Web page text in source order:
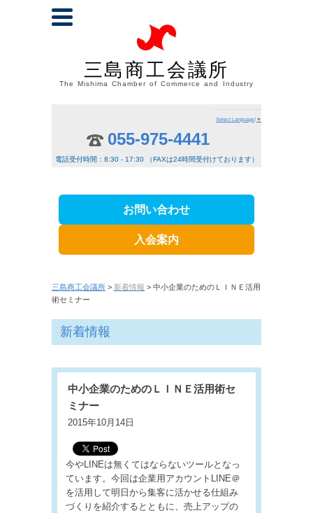
三島商工会議所
The Mishima Chamber of Commerce and Industry
Select Language ▼
055-975-4441
電話受付時間：8:30 - 17:30 （FAXは24時間受付けております）
お問い合わせ
入会案内
三島商工会議所 > 新着情報 > 中小企業のためのＬＩＮＥ活用
術セミナー
新着情報
中小企業のためのＬＩＮＥ活用術セ
ミナー
2015年10月14日
今やLINEは無くてはならないツールとなっ
ています。今回は企業用アカウントLINE＠
を活用して明日から集客に活かせる仕組み
づくりを紹介するとともに、売上アップの